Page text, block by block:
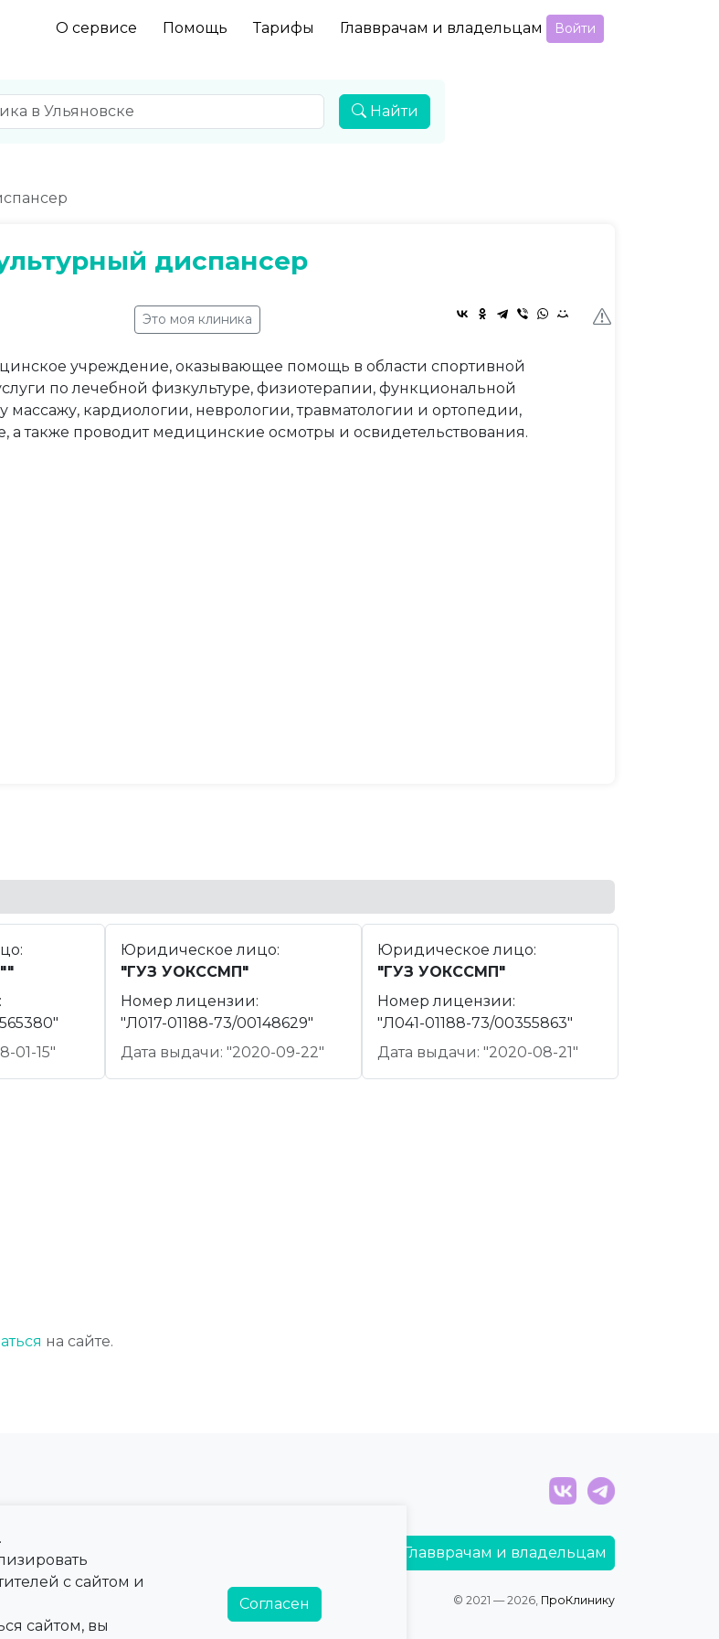
О сервисе Помощь Тарифы Главврачам и владельцам Войти
Найти
диспансер
Это моя клиника
учреждение, оказывающее помощь в области спортивной
по лечебной физкультуре, физиотерапии, функциональной
кардиологии, неврологии, травматологии и ортопедии,
а также проводит медицинские осмотры и освидетельствования.
01-15"
Юридическое лицо:
"ГУЗ УОКССМП"
Номер лицензии:
"Л017-01188-73/00148629"
Дата выдачи: "2020-09-22"
Юридическое лицо:
"ГУЗ УОКССМП"
Номер лицензии:
"Л041-01188-73/00355863"
Дата выдачи: "2020-08-21"
на сайте.
Справочная информация
Главврачам и владельцам
© 2021 — 2026, ПроКлинику
с сайтом и
сайтом, вы
Согласен